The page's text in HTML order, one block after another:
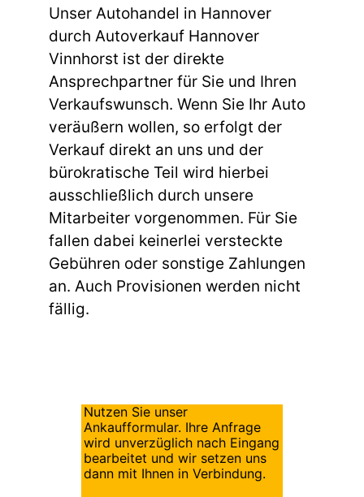
Unser Autohandel in Hannover
durch Autoverkauf Hannover
Vinnhorst ist der direkte
Ansprechpartner für Sie und Ihren
Verkaufswunsch. Wenn Sie Ihr Auto
veräußern wollen, so erfolgt der
Verkauf direkt an uns und der
bürokratische Teil wird hierbei
ausschließlich durch unsere
Mitarbeiter vorgenommen. Für Sie
fallen dabei keinerlei versteckte
Gebühren oder sonstige Zahlungen
an. Auch Provisionen werden nicht
fällig.
Nutzen Sie unser
Ankaufformular. Ihre Anfrage
wird unverzüglich nach Eingang
bearbeitet und wir setzen uns
dann mit Ihnen in Verbindung.